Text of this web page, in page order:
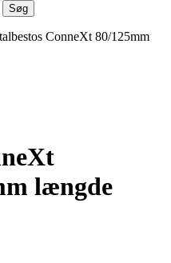
Søg
ConneXt 80/125mm
længde